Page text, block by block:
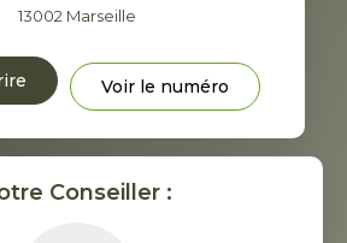
13002 Marseille
Voir le numéro
Conseiller :